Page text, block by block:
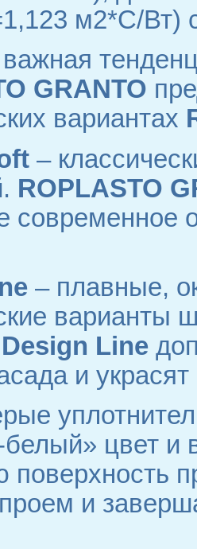
м2*С/Вт)
GRANTO
вариантах
–
ROPLASTO
современное
– плавные,
варианты
Line
и
цвет и
поверхность
и